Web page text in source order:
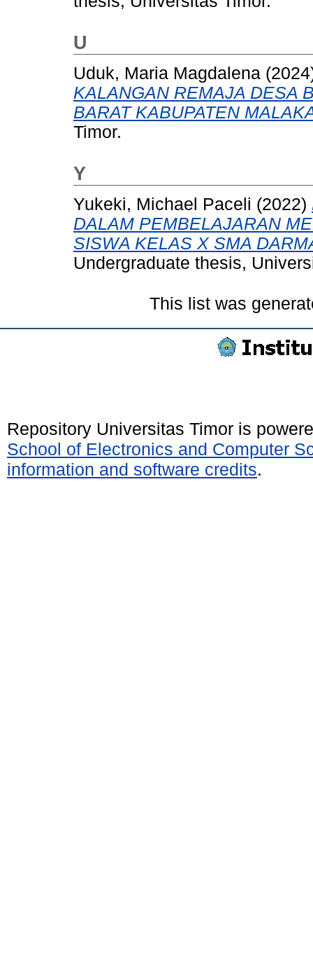
U
Uduk, Maria Magdalena
KALANGAN REMAJA DESA
BARAT KABUPATEN
Timor.
Y
Yukeki, Michael Paceli (2022)
DALAM PEMBELAJARAN
SISWA KELAS X SMA
Undergraduate thesis,
This list was
Repository Universitas Timor is
School of Electronics and Computer
information and software credits.